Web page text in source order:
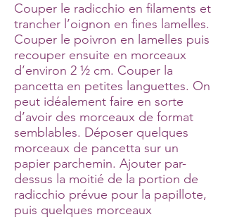
Couper le radicchio en filaments et
trancher l’oignon en fines lamelles.
Couper le poivron en lamelles puis
recouper ensuite en morceaux
d’environ 2 ½ cm. Couper la
pancetta en petites languettes. On
peut idéalement faire en sorte
d’avoir des morceaux de format
semblables. Déposer quelques
morceaux de pancetta sur un
papier parchemin. Ajouter par-
dessus la moitié de la portion de
radicchio prévue pour la papillote,
puis quelques morceaux